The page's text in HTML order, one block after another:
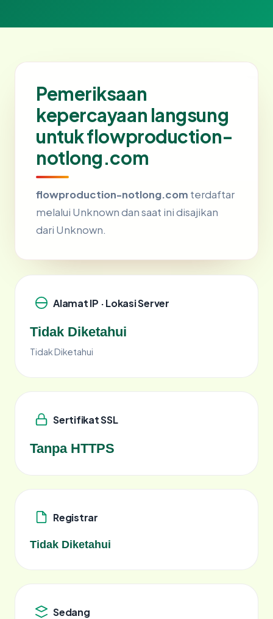
Pemeriksaan
kepercayaan langsung
untuk flowproduction-
notlong.com
flowproduction-notlong.com terdaftar
melalui Unknown dan saat ini disajikan
dari Unknown.
Alamat IP · Lokasi Server
Tidak Diketahui
Tidak Diketahui
Sertifikat SSL
Tanpa HTTPS
Registrar
Tidak Diketahui
Sedang